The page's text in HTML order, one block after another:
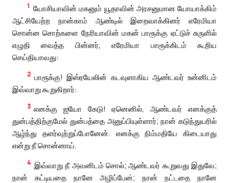
1 யோசியாவின் மகனும் யூதாவின் அரசனுமான யோயாக்கிம்
ஆட்சியேற்ற நான்காம் ஆண்டில் இறைவாக்கினர் எரேமியா
சொன்ன சொற்களை நேரியாவின் மகன் பாரூக்கு ஏட்டுச் சுருளில்
எழுதி வைத்த பின்னர், எரேமியா பாரூக்கிடம் கூறிய
செய்தியாவது:
2 பாரூக்கு! இஸ்ரயேலின் கடவுளாகிய ஆண்டவர் உன்னிடம்
இவ்வாறு கூறுகிறார்:
3 எனக்கு ஐயோ கேடு! ஏனெனில், ஆண்டவர் எனக்குத்
துன்பத்திற்குமேல் துன்பத்தை அனுப்பியுள்ளார்; நான் கடுந்துயரில்
ஆழ்ந்து தளர்வுற்றுப்போனேன். எனக்கு நிம்மதியே கிடையாது
என்று நீ சொன்னாய்.
4 இவ்வாறு நீ அவனிடம் சொல்; ஆண்டவர் கூறுவது இதுவே;
நான் கட்டியதை நானே அழிப்பேன்; நான் நட்டதை நானே